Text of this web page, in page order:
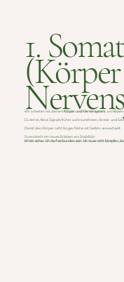
1.
Wir arbeiten mit deinem Körper und Nervensystem , wo
Du lernst, feine Signale früher wahrzunehmen, Stress- und
Damit dein Körper nicht länger Nähe mit Gefahr verwechselt.
So entsteht ein neues Erleben von Stabilität:
Ich bin sicher. Ich darf verbunden sein. Ich muss nicht kämpfen,